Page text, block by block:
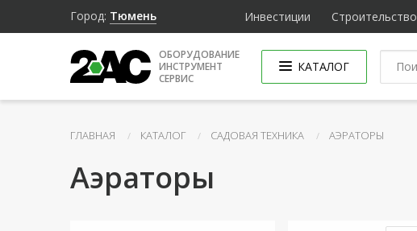
Город: Тюмень Инвестиции Строительство
ОБОРУДОВАНИЕ
ИНСТРУМЕНТ
СЕРВИС
КАТАЛОГ
ГЛАВНАЯ КАТАЛОГ САДОВАЯ ТЕХНИКА АЭРАТОРЫ
Аэраторы